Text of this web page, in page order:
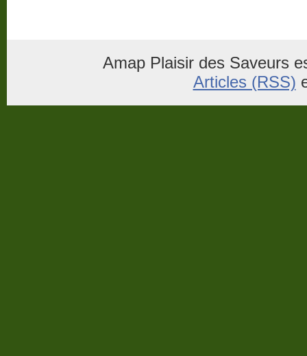
Amap Plaisir des Saveurs
Articles (RSS)